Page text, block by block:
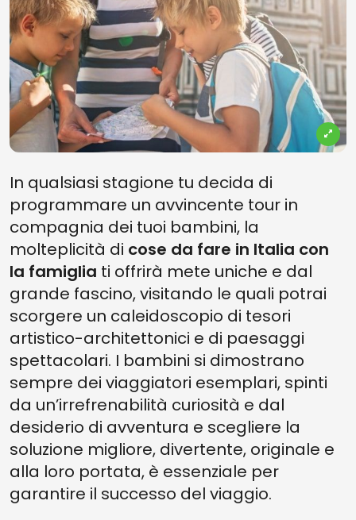
In qualsiasi stagione tu decida di
programmare un avvincente tour in
compagnia dei tuoi bambini, la
molteplicità di cose da fare in Italia con
la famiglia ti offrirà mete uniche e dal
grande fascino, visitando le quali potrai
scorgere un caleidoscopio di tesori
artistico-architettonici e di paesaggi
spettacolari. I bambini si dimostrano
sempre dei viaggiatori esemplari, spinti
da un’irrefrenabilità curiosità e dal
desiderio di avventura e scegliere la
soluzione migliore, divertente, originale e
alla loro portata, è essenziale per
garantire il successo del viaggio.